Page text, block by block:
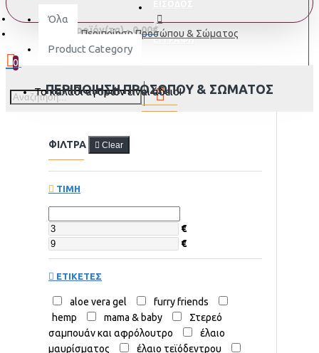
ΕΓΓΡΑΦΗ
Όλα
Product Category
0 προϊόν(τα) - 0,00€
0
Το καλάθι αγορών είναι άδειο!
Περιποίηση Προσώπου & Σώματος
ΠΕΡΙΠΟΊΗΣΗ ΠΡΟΣΏΠΟΥ & ΣΏΜΑΤΟΣ
ΦΙΛΤΡΑ Clear
ΤΙΜΗ
€
€
ΕΤΙΚΕΤΕΣ
aloe vera gel
furry friends
hemp
mama & baby
Στερεό
σαμπουάν και αφρόλουτρο
έλαιο
μαυρίσματος
έλαιο τεϊόδεντρου